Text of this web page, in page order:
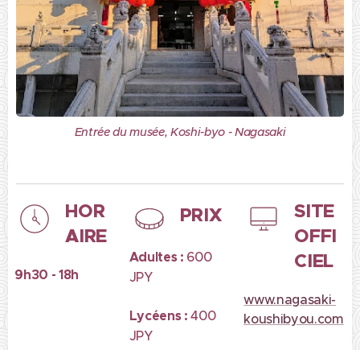
Entrée du musée, Koshi-byo - Nagasaki
HOR
AIRE
9h30 - 18h
PRIX
Adultes : 600
JPY
Lycéens :400
JPY
SITE
OFFI
CIEL
www.nagasaki-
koushibyou.com